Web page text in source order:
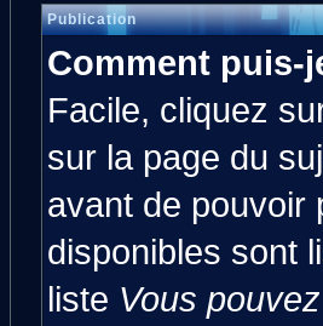
Publication
Comment puis-
Facile, cliquez
sur la page du
avant de pouvoir
disponibles sont
liste Vous